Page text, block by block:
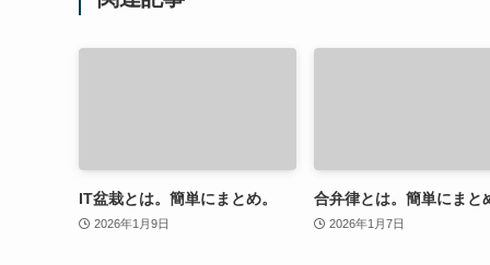
IT盆栽とは。簡単にまとめ。
2026年1月9日
合弁律とは。簡単にまと
2026年1月7日